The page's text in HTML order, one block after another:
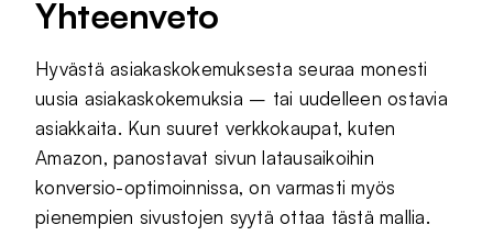
Yhteenveto
Hyvästä asiakaskokemuksesta seuraa monesti
uusia asiakaskokemuksia – tai uudelleen ostavia
asiakkaita. Kun suuret verkkokaupat, kuten
Amazon, panostavat sivun latausaikoihin
konversio-optimoinnissa, on varmasti myös
pienempien sivustojen syytä ottaa tästä mallia.